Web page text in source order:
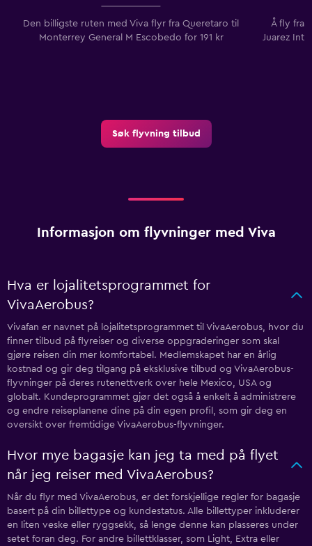
Den billigste ruten med Viva flyr fra Queretaro til
Monterrey General M Escobedo for 191 kr
Å fly fra
Juarez
Søk flyvning tilbud
Informasjon om flyvninger med Viva
Hva er lojalitetsprogrammet for
VivaAerobus?
Vivafan er navnet på lojalitetsprogrammet til VivaAerobus, hvor du
finner tilbud på flyreiser og diverse oppgraderinger som skal
gjøre reisen din mer komfortabel. Medlemskapet har en årlig
kostnad og gir deg tilgang på eksklusive tilbud og VivaAerobus-
flyvninger på deres rutenettverk over hele Mexico, USA og
globalt. Kundeprogrammet gjør det også å enkelt å administrere
og endre reiseplanene dine på din egen profil, som gir deg en
oversikt over fremtidige VivaAerobus-flyvninger.
Hvor mye bagasje kan jeg ta med på flyet
når jeg reiser med VivaAerobus?
Når du flyr med VivaAerobus, er det forskjellige regler for bagasje
basert på din billettype og kundestatus. Alle billettyper inkluderer
en liten veske eller ryggsekk, så lenge denne kan plasseres under
setet foran deg. For andre billettklasser, som Light, Extra eller